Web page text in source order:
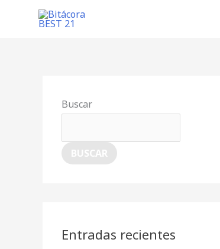
Buscar
BUSCAR
Entradas recientes